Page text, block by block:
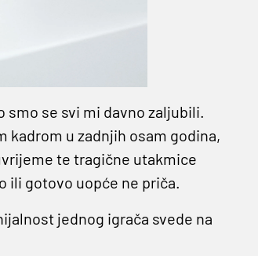
se svi mi davno zaljubili.
kadrom u zadnjih osam godina,
te tragične utakmice
ili gotovo uopće ne priča.
jednog igrača svede na